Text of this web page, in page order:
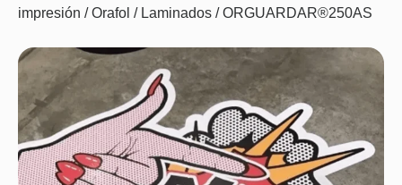
impresión /Orafol / Laminados / ORGUARDAR®250AS